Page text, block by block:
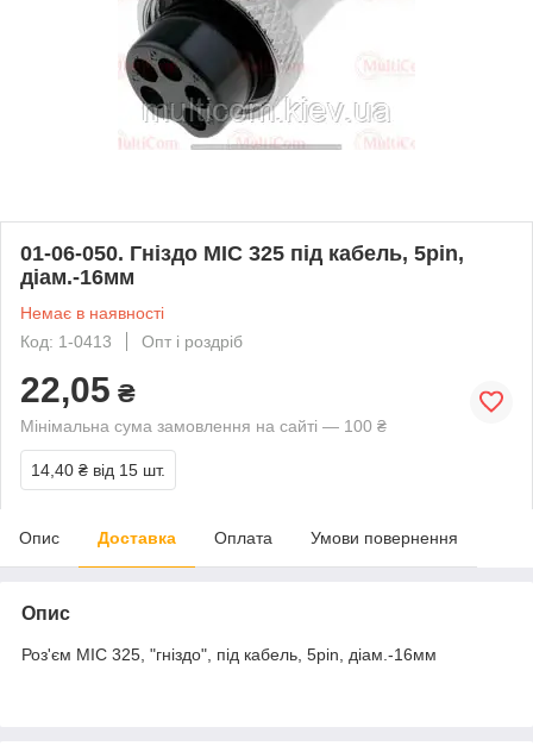
01-06-050. Гніздо MIC 325 під кабель, 5pin,
діам.-16мм
Немає в наявності
Код: 1-0413
Опт і роздріб
22,05 ₴
Мінімальна сума замовлення на сайті — 100 ₴
14,40 ₴ від 15 шт.
Опис Доставка Оплата Умови повернення
Опис
Роз'єм MIC 325, "гніздо", під кабель, 5pin, діам.-16мм